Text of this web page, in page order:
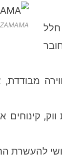
חלל
להעשרת